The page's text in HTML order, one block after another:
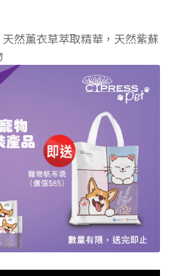
然薰衣草萃取精華，天然紫蘇